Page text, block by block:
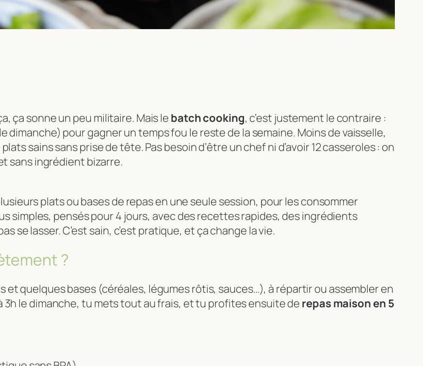
ça sonne un peu militaire. Mais le batch cooking, c’est justement le contraire :
pour gagner un temps fou le reste de la semaine. Moins de vaisselle,
sains sans prise de tête. Pas besoin d’être un chef ni d’avoir 12 casseroles : on
sans ingrédient bizarre.
plats ou bases de repas en une seule session, pour les consommer
simples, pensés pour 4 jours, avec des recettes rapides, des ingrédients
se lasser. C’est sain, c’est pratique, et ça change la vie.
?
et quelques bases (céréales, légumes rôtis, sauces…), à répartir ou assembler en
le dimanche, tu mets tout au frais, et tu profites ensuite de repas maison en 5